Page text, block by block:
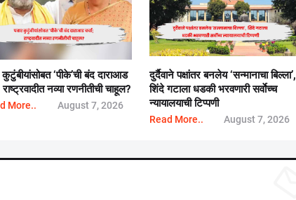
कुटुंबीयांसोबत ‘पीके’ची बंद दाराआड
राष्ट्रवादीत नव्या रणनीतीची चाहूल?
More.. August 7, 2026
दुर्दैवाने पक्षांतर बनलेय ‘सन्मानाचा बिल्ला’,
शिंदे गटाला धडकी भरवणारी सर्वाेच्च
न्यायालयाची टिप्पणी
Read More.. August 7, 2026